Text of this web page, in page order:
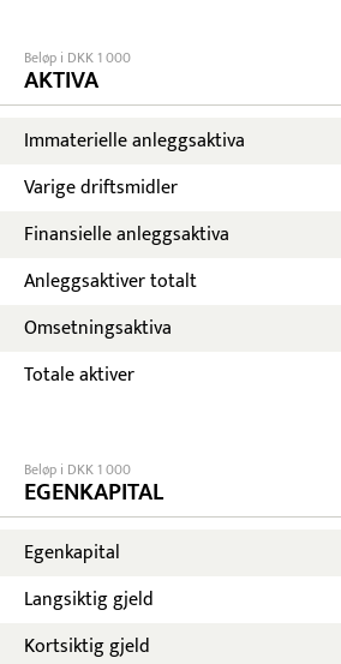
Beløp i DKK 1 000
AKTIVA
Immaterielle anleggsaktiva
Varige driftsmidler
Finansielle anleggsaktiva
Anleggsaktiver totalt
Omsetningsaktiva
Totale aktiver
Beløp i DKK 1 000
EGENKAPITAL
Egenkapital
Langsiktig gjeld
Kortsiktig gjeld